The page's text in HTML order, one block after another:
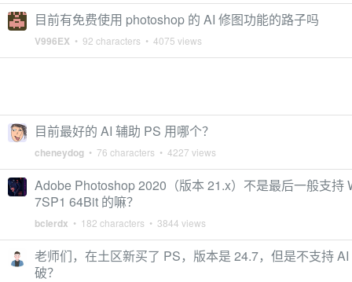
目前有免费使用 photoshop 的 AI 修图功能的路子吗
V996EX • 92 characters • 4075 views
目前最好的 AI 辅助 PS 用哪个？
cheneydog • 76 characters • 4227 views
Adobe Photoshop 2020（版本 21.x）不是最后一般支持
7SP1 64Bit 的嘛？
bclerdx • 182 characters • 3844 views
老师们，在土区新买了 PS，版本是 24.7，但是不支持
破？